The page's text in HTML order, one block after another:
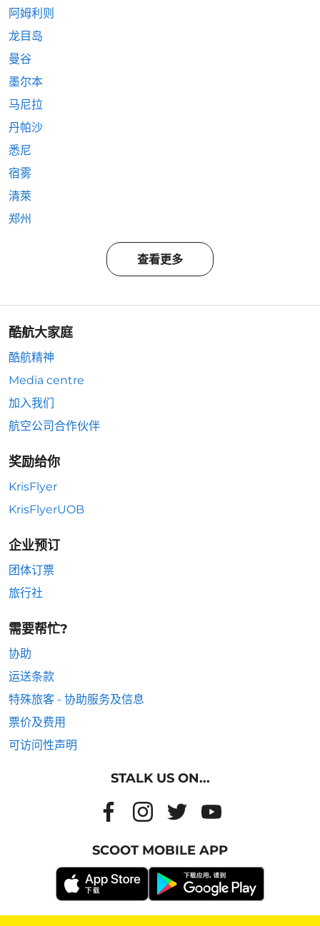
阿姆利则
龙目岛
曼谷
墨尔本
马尼拉
丹帕沙
悉尼
宿雾
清萊
郑州
查看更多
酷航大家庭
酷航精神
Media centre
加入我们
航空公司合作伙伴
奖励给你
KrisFlyer
KrisFlyerUOB
企业预订
团体订票
旅行社
需要帮忙?
协助
运送条款
特殊旅客 - 协助服务及信息
票价及费用
可访问性声明
STALK US ON...
SCOOT MOBILE APP